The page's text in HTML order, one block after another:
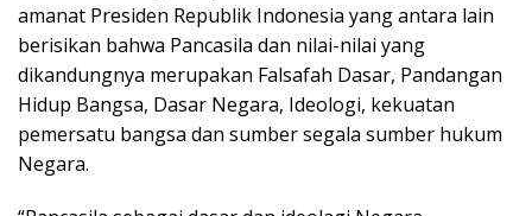
amanat Presiden Republik Indonesia yang antara lain
berisikan bahwa Pancasila dan nilai-nilai yang
dikandungnya merupakan Falsafah Dasar, Pandangan
Hidup Bangsa, Dasar Negara, Ideologi, kekuatan
pemersatu bangsa dan sumber segala sumber hukum
Negara.